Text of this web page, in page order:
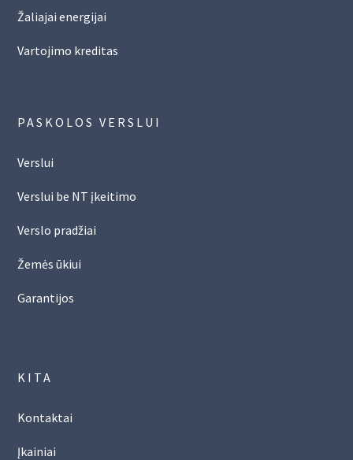
Žaliajai energijai
Vartojimo kreditas
PASKOLOS VERSLUI
Verslui
Verslui be NT įkeitimo
Verslo pradžiai
Žemės ūkiui
Garantijos
KITA
Kontaktai
Įkainiai